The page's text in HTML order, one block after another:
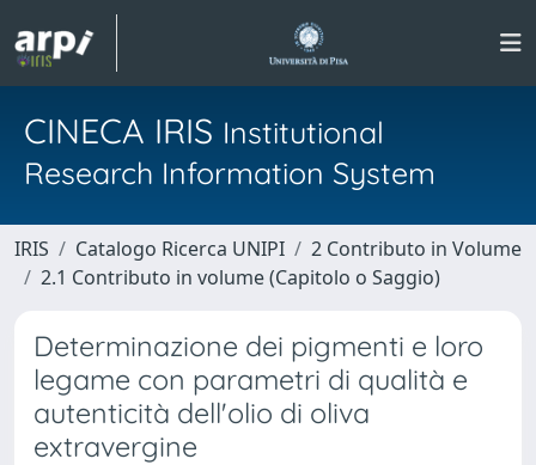
CINECA IRIS Institutional
Research Information System
IRIS Catalogo Ricerca UNIPI
2 Contributo in Volume
2.1 Contributo in volume (Capitolo o Saggio)
Determinazione dei pigmenti e loro
legame con parametri di qualità e
autenticità dell'olio di oliva
extravergine